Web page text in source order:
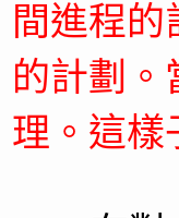
間進程
的計劃。
理。這樣